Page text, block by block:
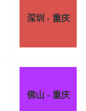
深圳 - 重庆
佛山 - 重庆